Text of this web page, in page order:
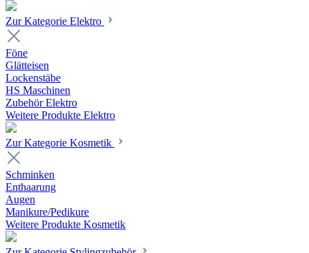
Zur Kategorie Elektro
Föne
Glätteisen
Lockenstäbe
HS Maschinen
Zubehör Elektro
Weitere Produkte Elektro
Zur Kategorie Kosmetik
Schminken
Enthaarung
Augen
Manikure/Pedikure
Weitere Produkte Kosmetik